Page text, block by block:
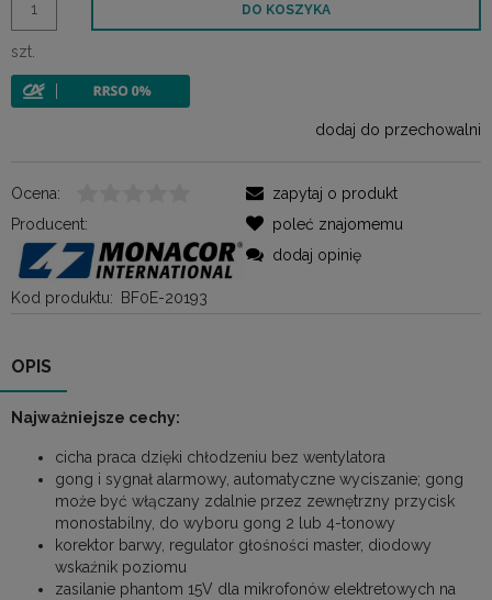
szt.
DO KOSZYKA
dodaj do przechowalni
Ocena:
Producent:
Kod produktu: BF0E-20193
zapytaj o produkt
poleć znajomemu
dodaj opinię
OPIS
Najważniejsze cechy:
cicha praca dzięki chłodzeniu bez wentylatora
gong i sygnał alarmowy, automatyczne wyciszanie; gong
może być włączany zdalnie przez zewnętrzny przycisk
monostabilny, do wyboru gong 2 lub 4-tonowy
korektor barwy, regulator głośności master, diodowy
wskaźnik poziomu
zasilanie phantom 15V dla mikrofonów elektretowych na